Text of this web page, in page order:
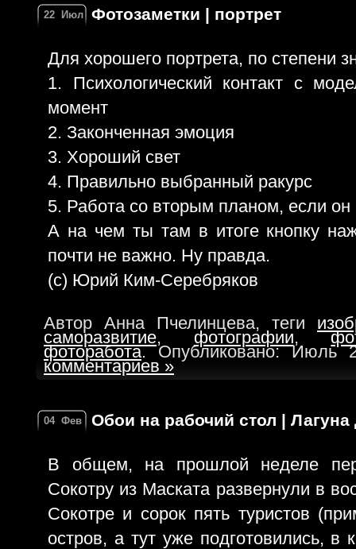
22 Июл Фотозаметки | портрет
Для хорошего портрета, по степени
1. Психологический контакт с
момент
2. Законченная эмоция
3. Хороший свет
4. Правильно выбранный ракурс
5. Работа со вторым планом, если он
А на чем ты там в итоге кнопку
почти не важно. Ну правда.
(с) Юрий Ким-Серебряков
Автор Анна Пчелинцева, теги
саморазвитие, фотографии,
фоторабота. Опубликовано: Июль
комментариев »
04 Фев Обои на рабочий стол | Лагуна
В общем, на прошлой неделе
Сокотру из Маската развернули в
Сокотре и сорок пять туристов
остров, а тут уже подготовились, в